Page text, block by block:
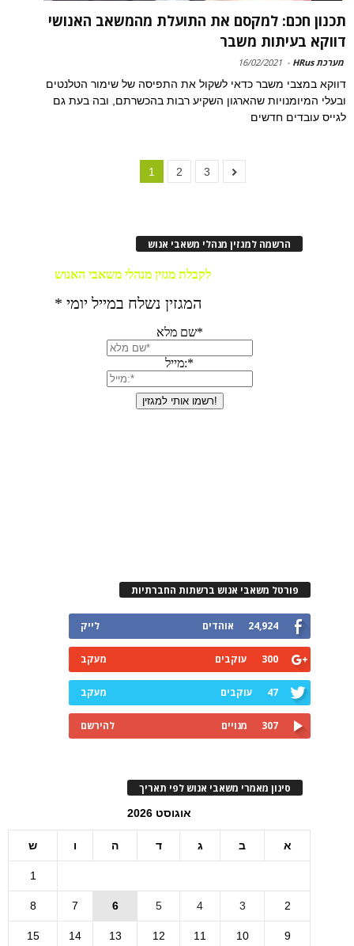
תכנון חכם: למקסם את התועלת מהמשאב האנושי
דווקא בעיתות משבר
מערכת HRus -
16/02/2021
דווקא במצבי משבר כדאי לשקול את התפיסה של שימור הטלנטים
ובעלי המיומנויות שהארגון השקיע רבות בהכשרתם, ובה בעת גם
לגייס עובדים חדשים
1 2 3
הרשמה למגזין מנהלי משאבי אנוש
פורטל משאבי אנוש ברשתות החברתיות
24,924 אוהדים לייק
300 עוקבים מעקב
47 עוקבים מעקב
307 מנויים להירשם
סינון מאמרי משאבי אנוש לפי תאריך
אוגוסט 2026
א ב ג ד ה ו ש
1
2
3
4
5
6
7
8
9
10
11
12
13
14
15